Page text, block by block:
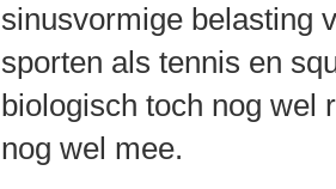
sinusvormige belasting
sporten als tennis en
biologisch toch nog wel
nog wel mee.